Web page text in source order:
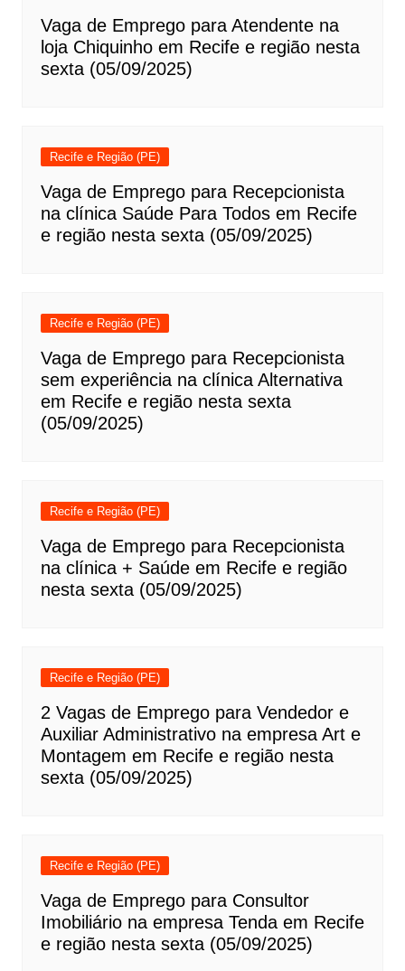
Vaga de Emprego para Atendente na
loja Chiquinho em Recife e região nesta
sexta (05/09/2025)
Recife e Região (PE)
Vaga de Emprego para Recepcionista
na clínica Saúde Para Todos em Recife
e região nesta sexta (05/09/2025)
Recife e Região (PE)
Vaga de Emprego para Recepcionista
sem experiência na clínica Alternativa
em Recife e região nesta sexta
(05/09/2025)
Recife e Região (PE)
Vaga de Emprego para Recepcionista
na clínica + Saúde em Recife e região
nesta sexta (05/09/2025)
Recife e Região (PE)
2 Vagas de Emprego para Vendedor e
Auxiliar Administrativo na empresa Art e
Montagem em Recife e região nesta
sexta (05/09/2025)
Recife e Região (PE)
Vaga de Emprego para Consultor
Imobiliário na empresa Tenda em Recife
e região nesta sexta (05/09/2025)